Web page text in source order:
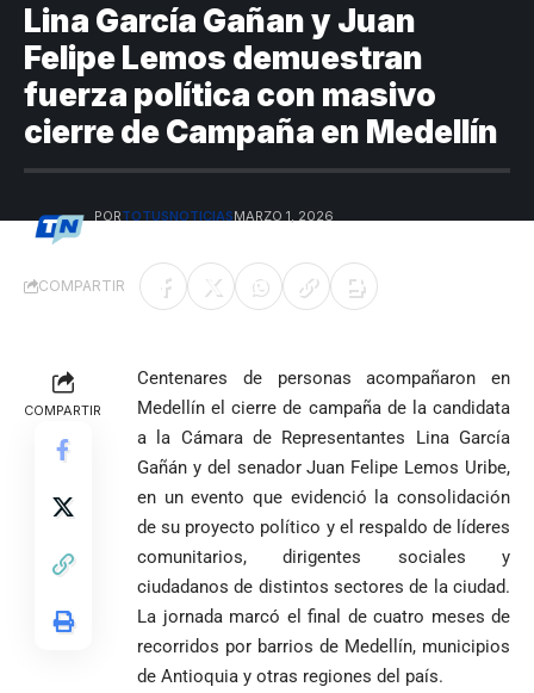
Lina García Gañan y Juan
Felipe Lemos demuestran
fuerza política con masivo
cierre de Campaña en Medellín
PORTOTUSNOTICIASMARZO 1, 2026
COMPARTIR
COMPARTIR
Centenares de personas acompañaron en
Medellín el cierre de campaña de la candidata
a la Cámara de Representantes Lina García
Gañán y del senador Juan Felipe Lemos Uribe,
en un evento que evidenció la consolidación
de su proyecto político y el respaldo de líderes
comunitarios, dirigentes sociales y
ciudadanos de distintos sectores de la ciudad.
La jornada marcó el final de cuatro meses de
recorridos por barrios de Medellín, municipios
de Antioquia y otras regiones del país.